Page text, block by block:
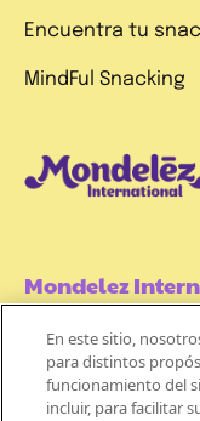
Encuentra tu
MindFul Snacking
Mondelez
Términos de uso
Políticas de
En este sitio,
para distintos
funcionamiento del
incluir, para facilitar